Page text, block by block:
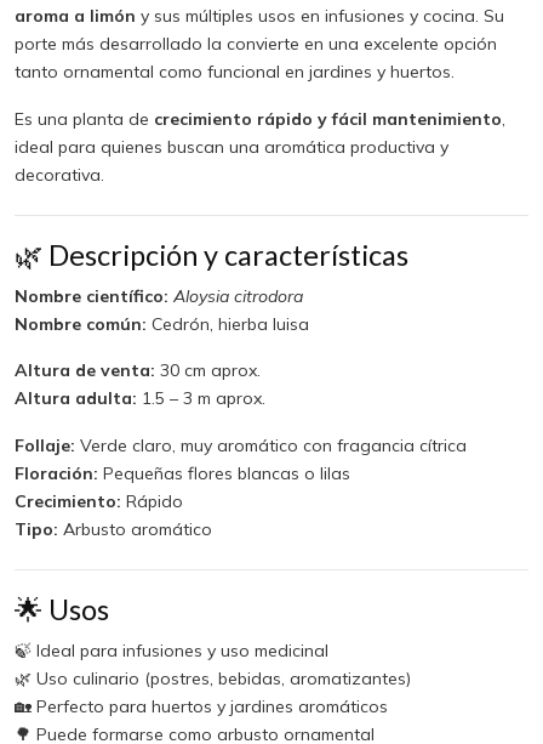
aroma a limón y sus múltiples usos en infusiones y cocina. Su
porte más desarrollado la convierte en una excelente opción
tanto ornamental como funcional en jardines y huertos.
Es una planta de crecimiento rápido y fácil mantenimiento,
ideal para quienes buscan una aromática productiva y
decorativa.
🌿 Descripción y características
Nombre científico: Aloysia citrodora
Nombre común: Cedrón, hierba luisa
Altura de venta: 30 cm aprox.
Altura adulta: 1.5 – 3 m aprox.
Follaje: Verde claro, muy aromático con fragancia cítrica
Floración: Pequeñas flores blancas o lilas
Crecimiento: Rápido
Tipo: Arbusto aromático
🌟 Usos
🍃 Ideal para infusiones y uso medicinal
🌿 Uso culinario (postres, bebidas, aromatizantes)
🏡 Perfecto para huertos y jardines aromáticos
🌳 Puede formarse como arbusto ornamental